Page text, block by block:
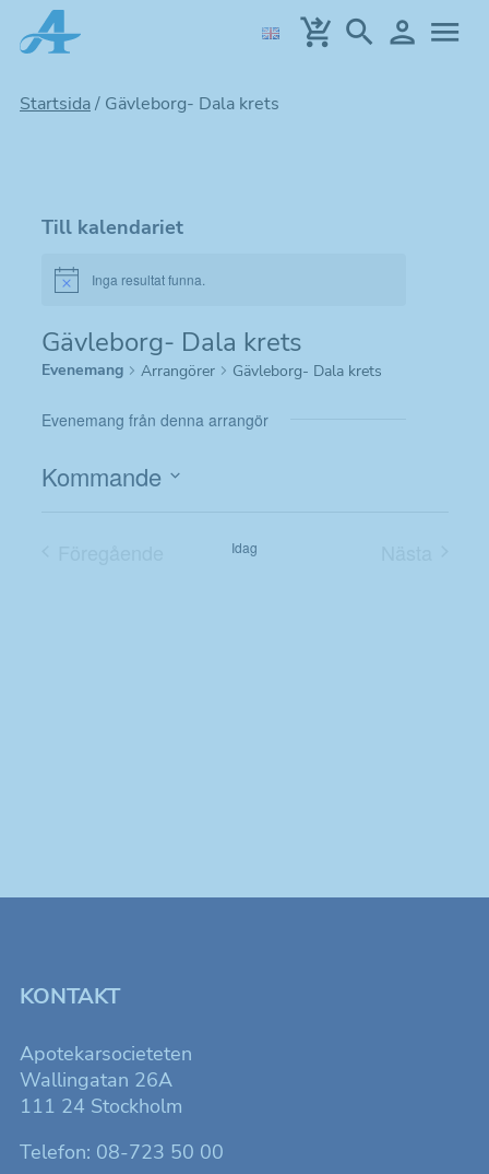
Hoppa
till
Startsida/ Gävleborg- Dala krets
Till kalendariet
Notice Inga resultat funna.
Gävleborg- Dala krets
Evenemang Arrangörer Gävleborg- Dala krets
Evenemang från denna arrangör
Kommande
Idag
KONTAKT
Apotekarsocieteten
Wallingatan 26A
111 24 Stockholm
Telefon: 08-723 50 00